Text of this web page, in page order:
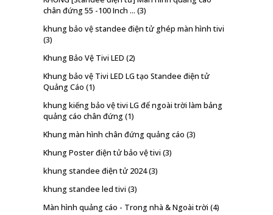
chân đứng 55 -100 Inch ... (3)
khung bảo vệ standee điện tử ghép màn hình tivi
(3)
Khung Bảo Vệ Tivi LED (2)
Khung bảo vệ Tivi LED LG tạo Standee điện tử
Quảng Cáo (1)
khung kiếng bảo vệ tivi LG để ngoài trời làm bảng
quảng cáo chân đứng(1)
Khung màn hình chân đứng quảng cáo (3)
Khung Poster điện tử bảo vệ tivi (3)
khung standee điện tử 2024(3)
khung standee led tivi (3)
Màn hình quảng cáo - Trong nhà & Ngoài trời (4)